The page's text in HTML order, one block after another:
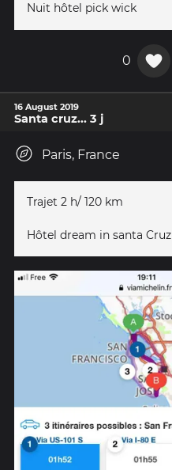
Nuit hôtel pick wick
0
16 August 2019
Santa cruz... 3 j
Paris, France
Trajet 2 h/ 120 km
Hôtel dream in santa Cruz